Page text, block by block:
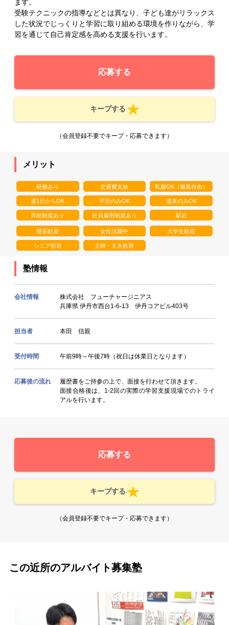
ます。
受験テクニックの指導などとは異なり、子ども達がリラックス
した状況でじっくりと学習に取り組める環境を作りながら、学
習を通じて自己肯定感を高める支援を行います。
応募する
キープする
（会員登録不要でキープ・応募できます）
メリット
研修あり 交通費支給 私服OK（服装自由）
週1日からOK 平日のみOK 週末のみOK
昇給制度あり 社員雇用制度あり 駅近
理系歓迎 女性活躍中 大学生歓迎
シニア歓迎 主婦・主夫歓迎
塾情報
会社情報
株式会社 フューチャージニアス
兵庫県 伊丹市西台1-6-13 伊丹コアビル403号
担当者 本田 信親
受付時間 午前9時～午後7時（祝日は休業日となります）
応募後の流れ
履歴書をご持参の上で、面接を行わせて頂きます。
面接合格後は、1-2回の実際の学習支援現場でのトライ
アルを行います。
応募する
キープする
（会員登録不要でキープ・応募できます）
この近所のアルバイト募集塾